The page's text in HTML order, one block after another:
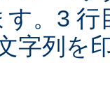
。3 行
字列を